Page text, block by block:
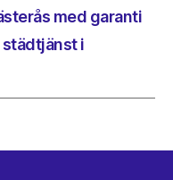
med garanti
i